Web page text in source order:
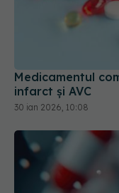
Medicamentul
infarct și AVC